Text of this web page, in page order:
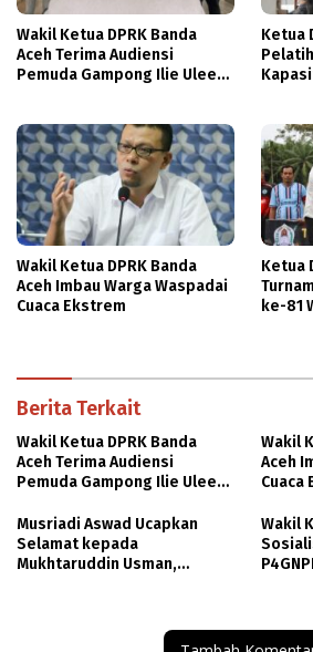
Wakil Ketua DPRK Banda
Aceh Terima Audiensi
Pemuda Gampong Ilie Ulee
Ketua
Wakil Ketua DPRK Banda
Aceh Imbau Warga Waspadai
Cuaca Ekstrem
Ketua
ke-81
Berita Terkait
Wakil Ketua DPRK Banda
Aceh Terima Audiensi
Pemuda Gampong Ilie Ulee
Wakil
Aceh
Cuaca
Musriadi Aswad Ucapkan
Selamat kepada
Mukhtaruddin Usman,
Wakil